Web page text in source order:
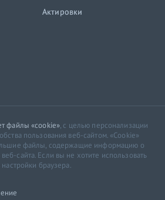
Актировки
файлы «cookie», с целью персонализации
пользования веб-сайтом. «Cookie»
файлы, содержащие информацию о
сайта. Если вы не хотите использовать
браузера.